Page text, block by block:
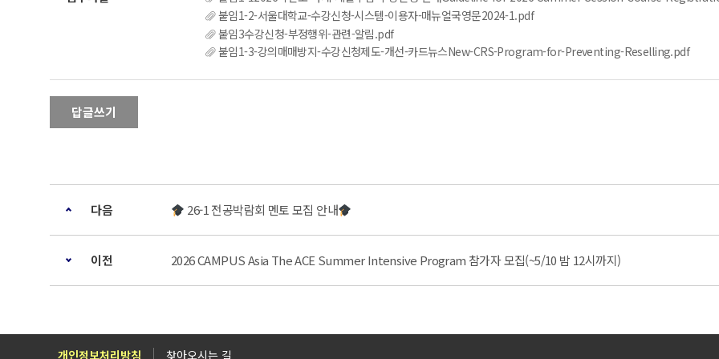
붙임1-2-서울대학교-수강신청-시스템-이용자-매뉴얼국영문2024-1.pdf
붙임3수강신청-부정행위-관련-알림.pdf
붙임1-3-강의매매방지-수강신청제도-개선-카드뉴스New-CRS-Program-for-Preventing-Reselling.pdf
답글쓰기
다음 26-1 전공박람회 멘토 모집 안내
이전 2026 CAMPUS Asia The ACE Summer Intensive Program 참가자 모집(~5/10 밤 12시까지)
개인정보처리방침 찾아오시는 길